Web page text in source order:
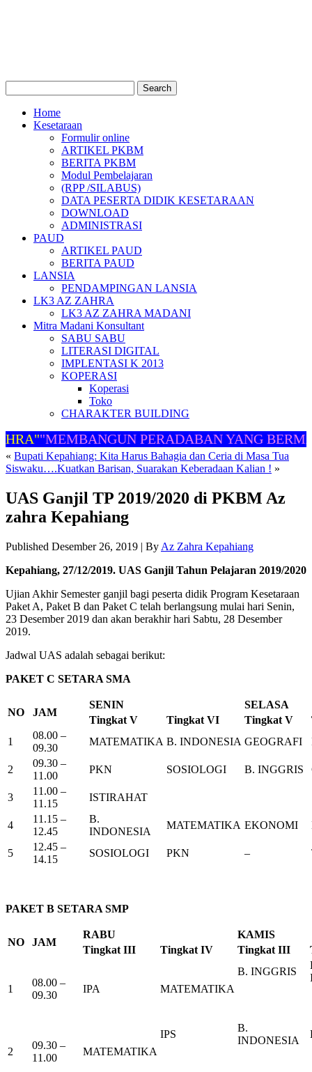
Home
Kesetaraan
Formulir online
ARTIKEL PKBM
BERITA PKBM
Modul Pembelajaran
(RPP /SILABUS)
DATA PESERTA DIDIK KESETARAAN
DOWNLOAD
ADMINISTRASI
PAUD
ARTIKEL PAUD
BERITA PAUD
LANSIA
PENDAMPINGAN LANSIA
LK3 AZ ZAHRA
LK3 AZ ZAHRA MADANI
Mitra Madani Konsultant
SABU SABU
LITERASI DIGITAL
IMPLENTASI K 2013
KOPERASI
Koperasi
Toko
CHARAKTER BUILDING
"MEMBANGUN PERADABAN YANG
« Bupati Kepahiang: Kita Harus Bahagia dan Ceria di Masa Tua
Siswaku….Kuatkan Barisan, Suarakan Keberadaan Kalian ! »
UAS Ganjil TP 2019/2020 di PKBM Az
zahra Kepahiang
Published Desember 26, 2019 | By Az Zahra Kepahiang
Kepahiang, 27/12/2019. UAS Ganjil Tahun Pelajaran 2019/2020
Ujian Akhir Semester ganjil bagi peserta didik Program Kesetaraan
Paket A, Paket B dan Paket C telah berlangsung mulai hari Senin,
23 Desember 2019 dan akan berakhir hari Sabtu, 28 Desember
2019.
Jadwal UAS adalah sebagai berikut:
PAKET C SETARA SMA
NO JAM
SENIN
SELASA
Tingkat V
Tingkat VI Tingkat V
1
08.00 –
09.30
MATEMATIKA B. INDONESIA GEOGRAFI
2
09.30 –
11.00
PKN SOSIOLOGI B. INGGRIS
3
11.00 –
11.15
ISTIRAHAT
4
11.15 –
12.45
B.
INDONESIA
MATEMATIKA EKONOMI
5
12.45 –
14.15
SOSIOLOGI PKN –
PAKET B SETARA SMP
NO JAM
RABU
KAMIS
Tingkat III
Tingkat IV Tingkat III
1
08.00 –
09.30
IPA MATEMATIKA
B. INGGRIS
2
09.30 –
11.00
MATEMATIKA
IPS
B.
INDONESIA